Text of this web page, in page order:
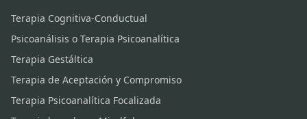
Terapia Cognitiva-Conductual
Psicoanálisis o Terapia Psicoanalítica
Terapia Gestáltica
Terapia de Aceptación y Compromiso
Terapia Psicoanalítica Focalizada